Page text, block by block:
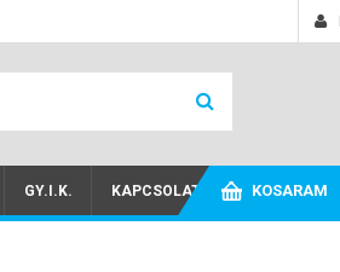
KOSARAM
GY.I.K. KAPCSOLAT